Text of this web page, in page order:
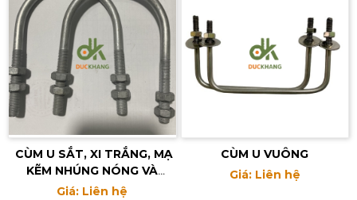
CÙM U SẮT, XI TRẮNG, MẠ
KẼM NHÚNG NÓNG VÀ
INOX
Giá: Liên hệ
CÙM U VUÔNG
Giá: Liên hệ